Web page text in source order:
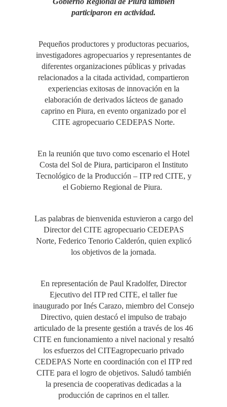
participaron en actividad.
Pequeños productores y productoras pecuarios,
investigadores agropecuarios y representantes de
diferentes organizaciones públicas y privadas
relacionados a la citada actividad, compartieron
experiencias exitosas de innovación en la
elaboración de derivados lácteos de ganado
caprino en Piura, en evento organizado por el
CITE agropecuario CEDEPAS Norte.
En la reunión que tuvo como escenario el Hotel
Costa del Sol de Piura, participaron el Instituto
Tecnológico de la Producción – ITP red CITE, y
el Gobierno Regional de Piura.
Las palabras de bienvenida estuvieron a cargo del
Director del CITE agropecuario CEDEPAS
Norte, Federico Tenorio Calderón, quien explicó
los objetivos de la jornada.
En representación de Paul Kradolfer, Director
Ejecutivo del ITP red CITE, el taller fue
inaugurado por Inés Carazo, miembro del Consejo
Directivo, quien destacó el impulso de trabajo
articulado de la presente gestión a través de los 46
CITE en funcionamiento a nivel nacional y resaltó
los esfuerzos del CITEagropecuario privado
CEDEPAS Norte en coordinación con el ITP red
CITE para el logro de objetivos. Saludó también
la presencia de cooperativas dedicadas a la
producción de caprinos en el taller.